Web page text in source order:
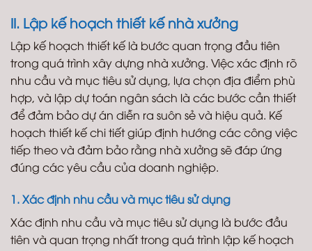
II. Lập kế hoạch thiết kế nhà xưởng
Lập kế hoạch thiết kế là bước quan trọng đầu tiên
trong quá trình xây dựng nhà xưởng. Việc xác định rõ
nhu cầu và mục tiêu sử dụng, lựa chọn địa điểm phù
hợp, và lập dự toán ngân sách là các bước cần thiết
để đảm bảo dự án diễn ra suôn sẻ và hiệu quả. Kế
hoạch thiết kế chi tiết giúp định hướng các công việc
tiếp theo và đảm bảo rằng nhà xưởng sẽ đáp ứng
đúng các yêu cầu của doanh nghiệp.
1. Xác định nhu cầu và mục tiêu sử dụng
Xác định nhu cầu và mục tiêu sử dụng là bước đầu
tiên và quan trọng nhất trong quá trình lập kế hoạch